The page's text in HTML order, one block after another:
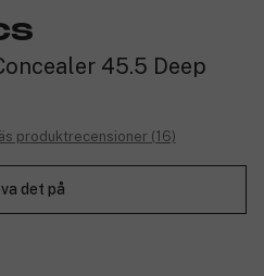
45.5 Deep
produktrecensioner (16)
det på